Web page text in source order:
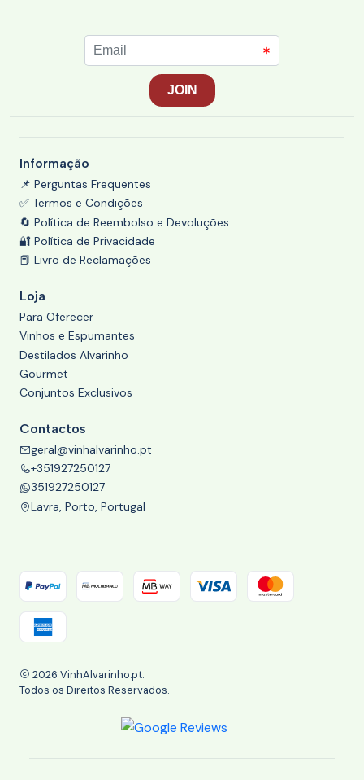
Informação
📌 Perguntas Frequentes
✅ Termos e Condições
🔄 Política de Reembolso e Devoluções
🔐 Política de Privacidade
📕 Livro de Reclamações
Loja
Para Oferecer
Vinhos e Espumantes
Destilados Alvarinho
Gourmet
Conjuntos Exclusivos
Contactos
geral@vinhalvarinho.pt
+351927250127
351927250127
Lavra, Porto, Portugal
2026 VinhAlvarinho.pt.
Todos os Direitos Reservados.